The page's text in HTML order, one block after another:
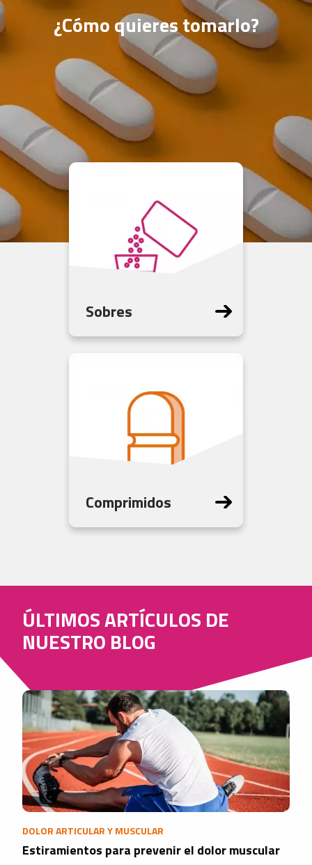
¿Cómo quieres tomarlo?
Sobres
Comprimidos
ÚLTIMOS ARTÍCULOS DE
NUESTRO BLOG
DOLOR ARTICULAR Y MUSCULAR
Estiramientos para prevenir el dolor muscular